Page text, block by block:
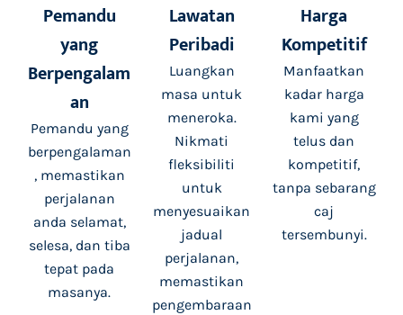
Pemandu
yang
Berpengalam
an
Pemandu yang
berpengalaman
, memastikan
perjalanan
anda selamat,
selesa, dan tiba
tepat pada
masanya.
Lawatan
Peribadi
Luangkan
masa untuk
meneroka.
Nikmati
fleksibiliti
untuk
menyesuaikan
jadual
perjalanan,
memastikan
pengembaraan
Harga
Kompetitif
Manfaatkan
kadar harga
kami yang
telus dan
kompetitif,
tanpa sebarang
caj
tersembunyi.